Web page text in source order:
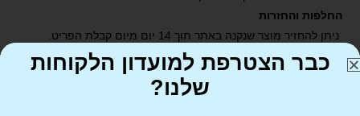
החלפות והחזרות
ניתן להחזיר מוצר שנקנה באתר תוך 14 יום מיום קבלת הפריט.
יש לדאוג שהמוצר הוחזר באריזתו המקורית
כבר הצטרפת למועדון הלקוחות
שלנו?